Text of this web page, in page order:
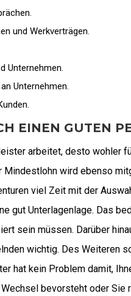
und Werkverträgen.
Unternehmen.
Unternehmen.
EINEN GUTEN
arbeitet, desto wohler
Mindestlohn wird ebenso
viel Zeit mit der
gut Unterlagenlage. Das
sein müssen. Darüber
wichtig. Des Weiteren
hat kein Problem damit,
bevorsteht oder